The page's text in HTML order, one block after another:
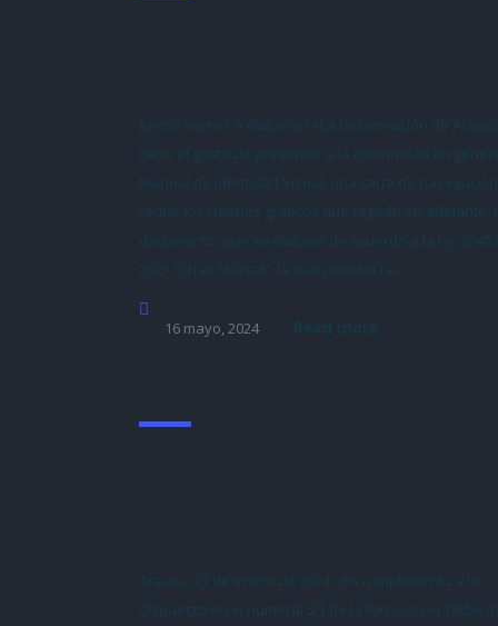
Juntos vamos a elaborarlo La Gobernación de
tiene el gusto de presentar a la comunidad en
Manual de Identidad Visual, una carta de
reúne los criterios gráficos que regirán en adelante.
documento, que se elaboró de acuerdo a la ley 2345
2023 “Chao Marcas” la cual prohíbe las
16 mayo, 2024 Read more
Arauca, 23 de enero de 2024.- En cumplimiento a lo
dispuesto en el numeral 5.1 de la Resolución 18858